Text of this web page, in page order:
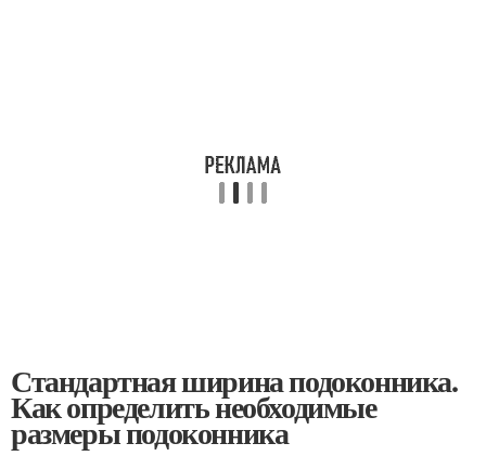
Стандартная ширина подоконника.
Как определить необходимые
размеры подоконника